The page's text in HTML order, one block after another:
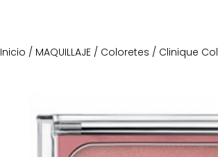
Inicio / MAQUILLAJE / Coloretes / Clinique